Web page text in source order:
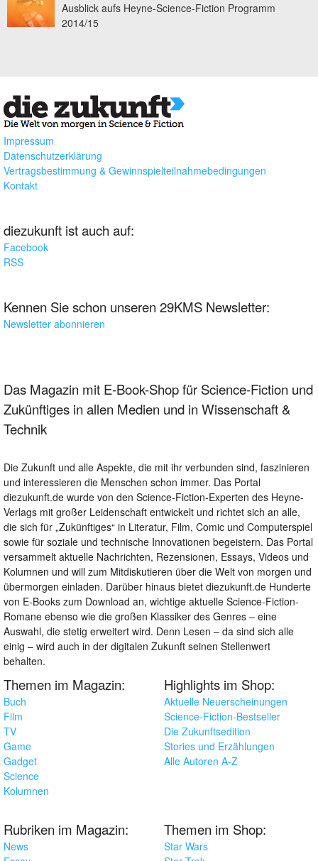
Ausblick aufs Heyne-Science-Fiction Programm
2014/15
Impressum
Datenschutzerklärung
Vertragsbestimmung & Gewinnspielteilnahmebedingungen
Kontakt
diezukunft ist auch auf:
Facebook
RSS
Kennen Sie schon unseren 29KMS Newsletter:
Newsletter abonnieren
Das Magazin mit E-Book-Shop für Science-Fiction und
Zukünftiges in allen Medien und in Wissenschaft &
Technik
Die Zukunft und alle Aspekte, die mit ihr verbunden sind, faszinieren
und interessieren die Menschen schon immer. Das Portal
diezukunft.de wurde von den Science-Fiction-Experten des Heyne-
Verlags mit großer Leidenschaft entwickelt und richtet sich an alle,
die sich für „Zukünftiges“ in Literatur, Film, Comic und Computerspiel
sowie für soziale und technische Innovationen begeistern. Das Portal
versammelt aktuelle Nachrichten, Rezensionen, Essays, Videos und
Kolumnen und will zum Mitdiskutieren über die Welt von morgen und
übermorgen einladen. Darüber hinaus bietet diezukunft.de Hunderte
von E-Books zum Download an, wichtige aktuelle Science-Fiction-
Romane ebenso wie die großen Klassiker des Genres – eine
Auswahl, die stetig erweitert wird. Denn Lesen – da sind sich alle
einig – wird auch in der digitalen Zukunft seinen Stellenwert
behalten.
Themen im Magazin:
Buch
Film
TV
Game
Gadget
Science
Kolumnen
Highlights im Shop:
Aktuelle Neuerscheinungen
Science-Fiction-Bestseller
Die Zukunftsedition
Stories und Erzählungen
Alle Autoren A-Z
Rubriken im Magazin:
News
Themen im Shop:
Star Wars